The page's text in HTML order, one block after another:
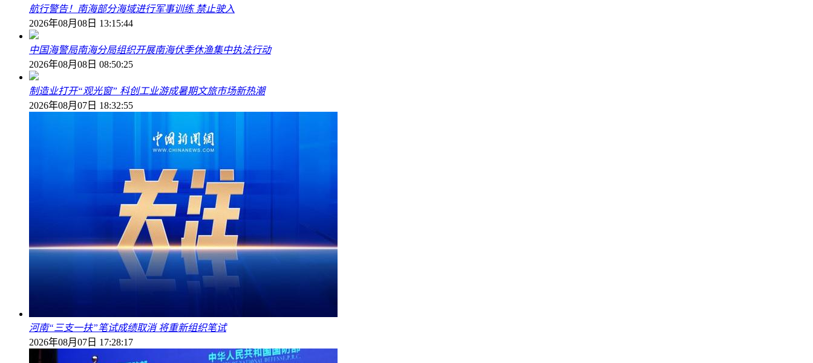
航行警告！南海部分海域进行军事训练 禁止驶入
2026年08月08日 13:15:44
中国海警局南海分局组织开展南海伏季休渔集中执法行动
2026年08月08日 08:50:25
制造业打开“观光窗” 科创工业游成暑期文旅市场新热潮
2026年08月07日 18:32:55
河南“三支一扶”笔试成绩取消 将重新组织笔试
2026年08月07日 17:28:17